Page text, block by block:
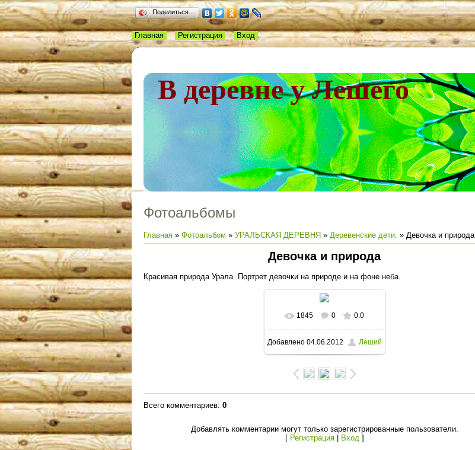
Поделиться…
В деревне у Лешего
Главная Регистрация Вход
Фотоальбомы
Главная » Фотоальбом » УРАЛЬСКАЯ ДЕРЕВНЯ » Деревенские дети. » Девочка и природа
Девочка и природа
Красивая природа Урала. Портрет девочки на природе и на фоне неба.
В реальном размере
1600x1176/ 140.2Kb
1845 0 0.0
Добавлено04.06.2012 Леший
Всего комментариев: 0
Добавлять комментарии могут только зарегистрированные пользователи.
[ Регистрация| Вход ]